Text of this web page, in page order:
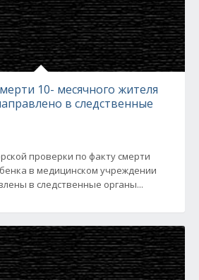
10- месячного жителя
в следственные
проверки по факту смерти
в медицинском учреждении
в следственные органы...